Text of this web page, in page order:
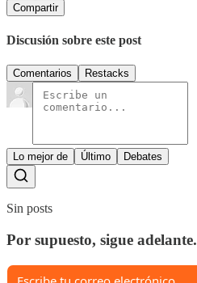
Compartir
Discusión sobre este post
Comentarios Restacks
Lo mejor de Último Debates
Sin posts
Por supuesto, sigue adelante.